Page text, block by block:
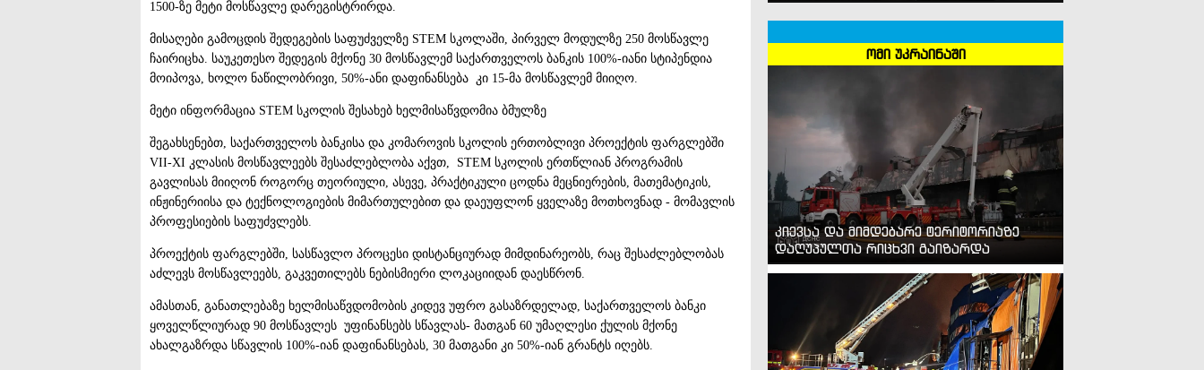
1500-ზე მეტი მოსწავლე დარეგისტრირდა.
მისაღები გამოცდის შედეგების საფუძველზე STEM სკოლაში, პირველ მოდულზე 250 მოსწავლე
ჩაირიცხა. საუკეთესო შედეგის მქონე 30 მოსწავლემ საქართველოს ბანკის 100%-იანი სტიპენდია
მოიპოვა, ხოლო ნაწილობრივი, 50%-ანი დაფინანსება კი 15-მა მოსწავლემ მიიღო.
მეტი ინფორმაცია STEM სკოლის შესახებ ხელმისაწვდომია ბმულზე
შეგახსენებთ, საქართველოს ბანკისა და კომაროვის სკოლის ერთობლივი პროექტის ფარგლებში
VII-XI კლასის მოსწავლეებს შესაძლებლობა აქვთ, STEM სკოლის ერთწლიან პროგრამის
გავლისას მიიღონ როგორც თეორიული, ასევე, პრაქტიკული ცოდნა მეცნიერების, მათემატიკის,
ინჟინერიისა და ტექნოლოგიების მიმართულებით და დაეუფლონ ყველაზე მოთხოვნად - მომავლის
პროფესიების საფუძვლებს.
პროექტის ფარგლებში, სასწავლო პროცესი დისტანციურად მიმდინარეობს, რაც შესაძლებლობას
აძლევს მოსწავლეებს, გაკვეთილებს ნებისმიერი ლოკაციიდან დაესწრონ.
ამასთან, განათლებაზე ხელმისაწვდომობის კიდევ უფრო გასაზრდელად, საქართველოს ბანკი
ყოველწლიურად 90 მოსწავლეს უფინანსებს სწავლას- მათგან 60 უმაღლესი ქულის მქონე
ახალგაზრდა სწავლის 100%-იან დაფინანსებას, 30 მათგანი კი 50%-იან გრანტს იღებს.
ომი უკრაინაში
კიევსა და მიმდებარე ტერიტორიაზე
დაღუპულთა რიცხვი გაიზარდა